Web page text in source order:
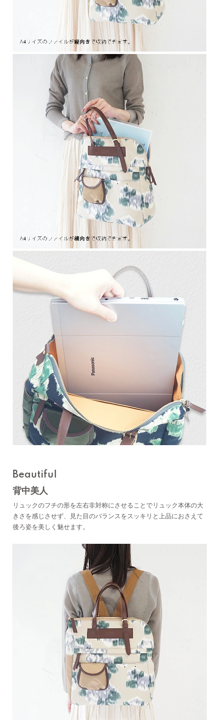
Beautiful
背中美人
リュックのフチの形を左右非対称にさせることでリュック本体の大
きさを感じさせず、見た目のバランスをスッキリと上品におさえて
後ろ姿を美しく魅せます。